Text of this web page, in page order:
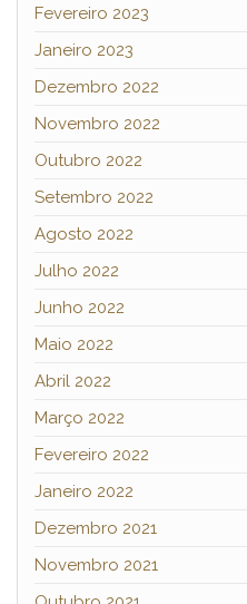
Fevereiro 2023
Janeiro 2023
Dezembro 2022
Novembro 2022
Outubro 2022
Setembro 2022
Agosto 2022
Julho 2022
Junho 2022
Maio 2022
Abril 2022
Março 2022
Fevereiro 2022
Janeiro 2022
Dezembro 2021
Novembro 2021